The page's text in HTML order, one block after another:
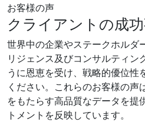
お客様の声
クライアントの成
世界中の企業やステークホルダ
リジェンス及びコンサルティン
うに恩恵を受け、戦略的優位性
ください。これらのお客様の声
をもたらす高品質なデータを提
トメントを反映しています。